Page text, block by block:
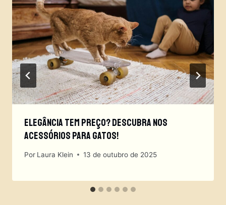
Elegância Tem Preço? Descubra Nos
Acessórios Para Gatos!
Por Laura Klein 13 de outubro de 2025